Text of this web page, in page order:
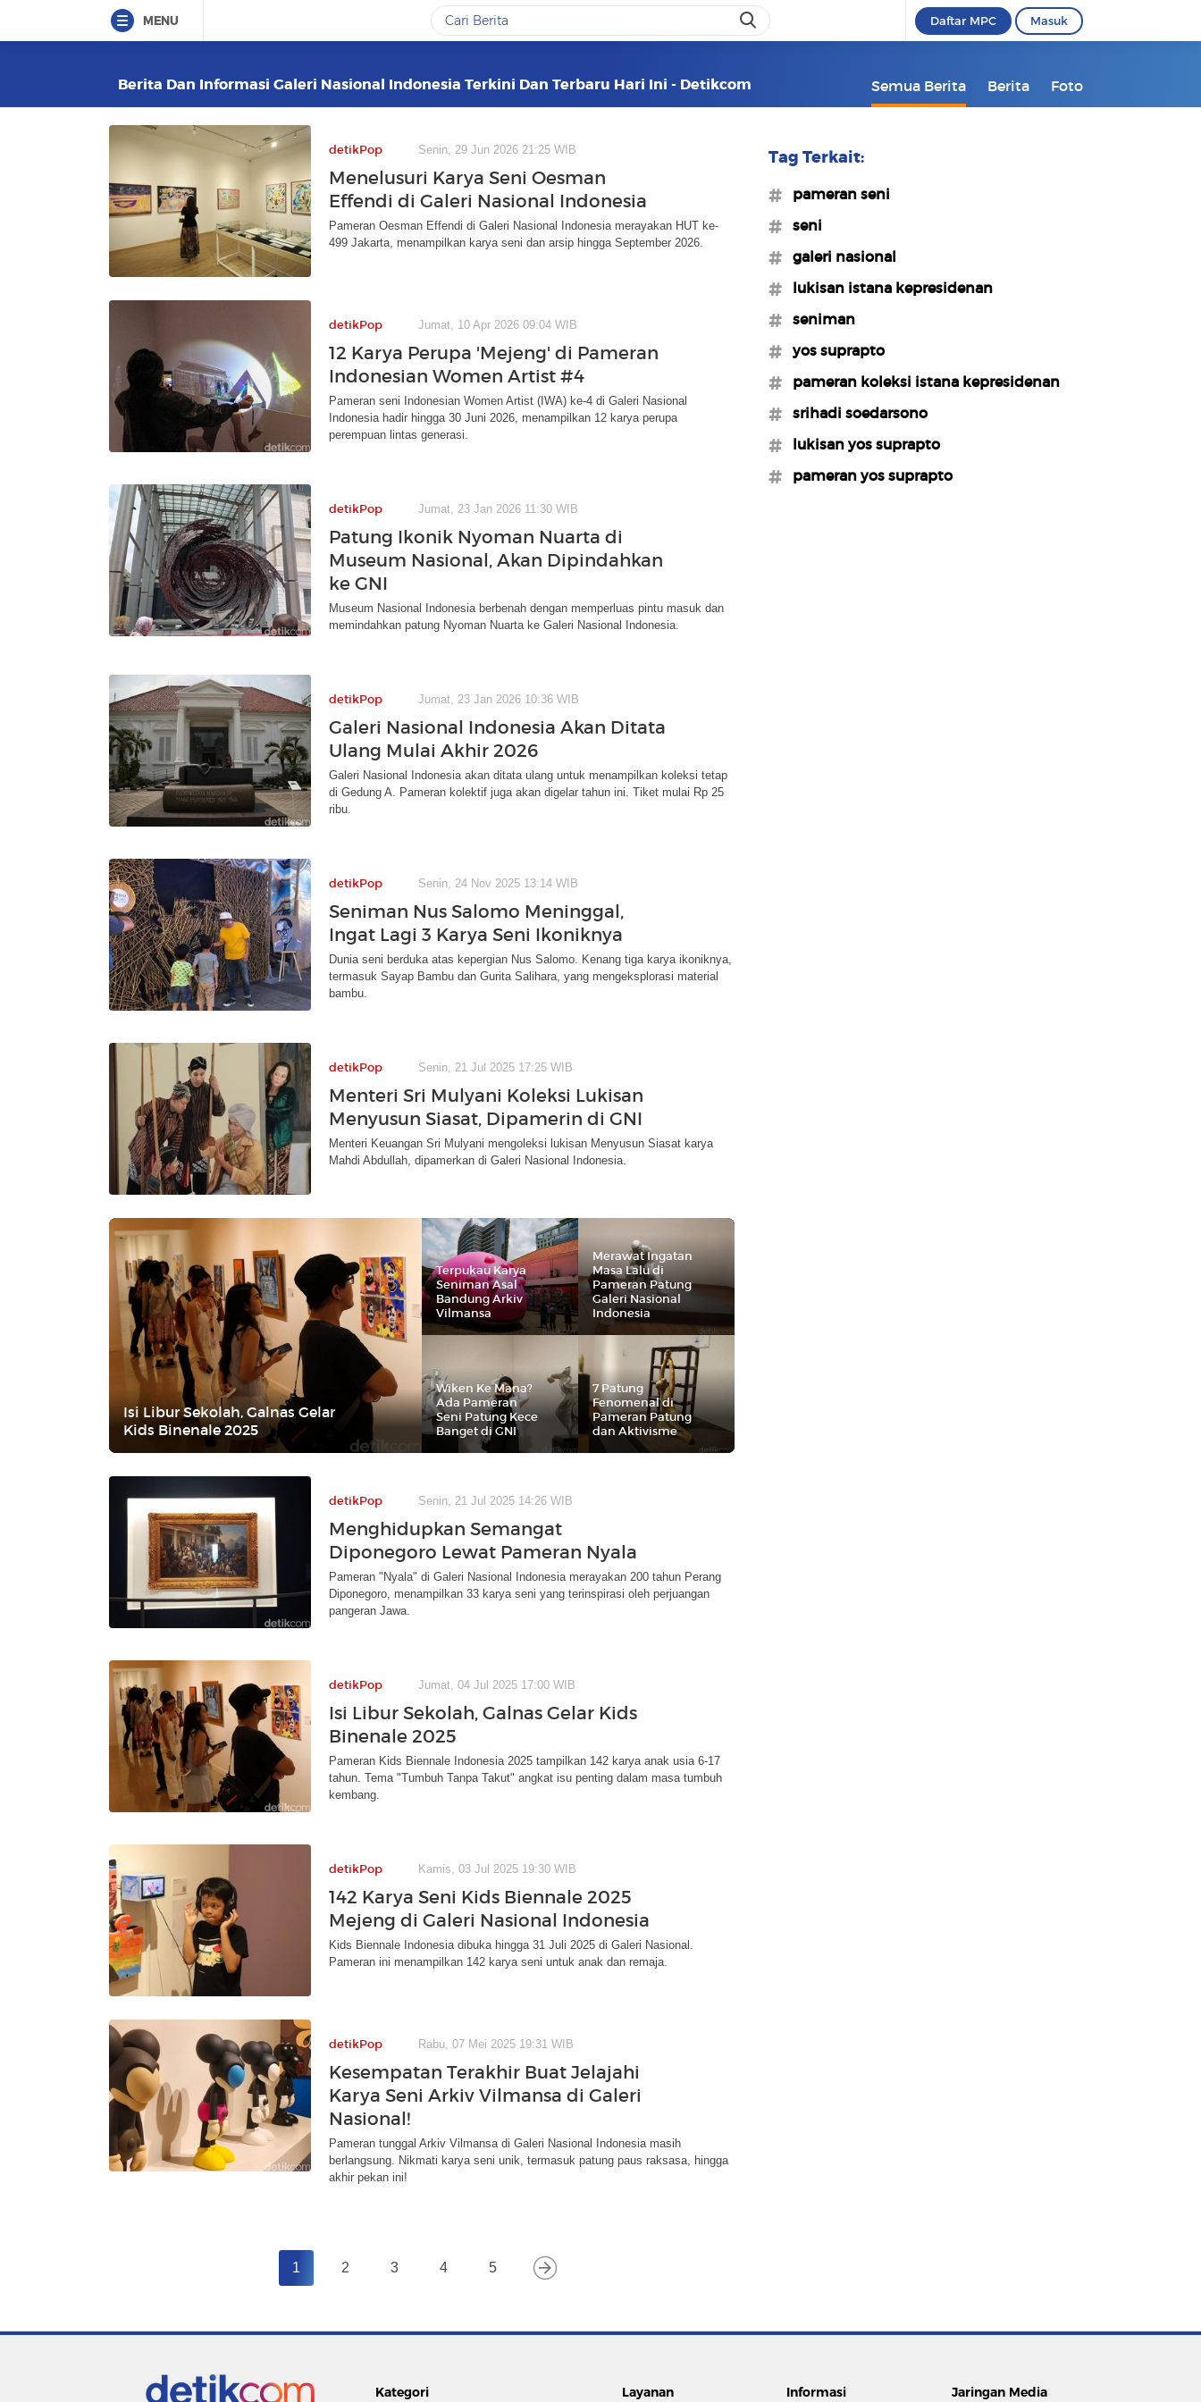
MENU Daftar MPC Masuk
Berita Dan Informasi Galeri Nasional Indonesia Terkini Dan Terbaru Hari Ini - Detikcom Semua Berita Berita Foto
detikPop Senin, 29 Jun 2026 21:25 WIB
Menelusuri Karya Seni Oesman
Effendi di Galeri Nasional Indonesia
Pameran Oesman Effendi di Galeri Nasional Indonesia merayakan HUT ke-
499 Jakarta, menampilkan karya seni dan arsip hingga September 2026.
detikPop Jumat, 10 Apr 2026 09:04 WIB
12 Karya Perupa 'Mejeng' di Pameran
Indonesian Women Artist #4
Pameran seni Indonesian Women Artist (IWA) ke-4 di Galeri Nasional
Indonesia hadir hingga 30 Juni 2026, menampilkan 12 karya perupa
perempuan lintas generasi.
detikPop Jumat, 23 Jan 2026 11:30 WIB
Patung Ikonik Nyoman Nuarta di
Museum Nasional, Akan Dipindahkan
ke GNI
Museum Nasional Indonesia berbenah dengan memperluas pintu masuk dan
memindahkan patung Nyoman Nuarta ke Galeri Nasional Indonesia.
detikPop Jumat, 23 Jan 2026 10:36 WIB
Galeri Nasional Indonesia Akan Ditata
Ulang Mulai Akhir 2026
Galeri Nasional Indonesia akan ditata ulang untuk menampilkan koleksi tetap
di Gedung A. Pameran kolektif juga akan digelar tahun ini. Tiket mulai Rp 25
ribu.
detikPop Senin, 24 Nov 2025 13:14 WIB
Seniman Nus Salomo Meninggal,
Ingat Lagi 3 Karya Seni Ikoniknya
Dunia seni berduka atas kepergian Nus Salomo. Kenang tiga karya ikoniknya,
termasuk Sayap Bambu dan Gurita Salihara, yang mengeksplorasi material
bambu.
detikPop Senin, 21 Jul 2025 17:25 WIB
Menteri Sri Mulyani Koleksi Lukisan
Menyusun Siasat, Dipamerin di GNI
Menteri Keuangan Sri Mulyani mengoleksi lukisan Menyusun Siasat karya
Mahdi Abdullah, dipamerkan di Galeri Nasional Indonesia.
Isi Libur Sekolah, Galnas Gelar
Kids Binenale 2025
Terpukau Karya
Seniman Asal
Bandung Arkiv
Vilmansa
Merawat Ingatan
Masa Lalu di
Pameran Patung
Galeri Nasional
Indonesia
Wiken Ke Mana?
Ada Pameran
Seni Patung Kece
Banget di GNI
7 Patung
Fenomenal di
Pameran Patung
dan Aktivisme
detikPop Senin, 21 Jul 2025 14:26 WIB
Menghidupkan Semangat
Diponegoro Lewat Pameran Nyala
Pameran "Nyala" di Galeri Nasional Indonesia merayakan 200 tahun Perang
Diponegoro, menampilkan 33 karya seni yang terinspirasi oleh perjuangan
pangeran Jawa.
detikPop Jumat, 04 Jul 2025 17:00 WIB
Isi Libur Sekolah, Galnas Gelar Kids
Binenale 2025
Pameran Kids Biennale Indonesia 2025 tampilkan 142 karya anak usia 6-17
tahun. Tema "Tumbuh Tanpa Takut" angkat isu penting dalam masa tumbuh
kembang.
detikPop Kamis, 03 Jul 2025 19:30 WIB
142 Karya Seni Kids Biennale 2025
Mejeng di Galeri Nasional Indonesia
Kids Biennale Indonesia dibuka hingga 31 Juli 2025 di Galeri Nasional.
Pameran ini menampilkan 142 karya seni untuk anak dan remaja.
detikPop Rabu, 07 Mei 2025 19:31 WIB
Kesempatan Terakhir Buat Jelajahi
Karya Seni Arkiv Vilmansa di Galeri
Nasional!
Pameran tunggal Arkiv Vilmansa di Galeri Nasional Indonesia masih
berlangsung. Nikmati karya seni unik, termasuk patung paus raksasa, hingga
akhir pekan ini!
1 2 3 4 5
Tag Terkait:
#pameran seni
#seni
#galeri nasional
#lukisan istana kepresidenan
#seniman
#yos suprapto
#pameran koleksi istana kepresidenan
#srihadi soedarsono
#lukisan yos suprapto
#pameran yos suprapto
Kategori Layanan Informasi Jaringan Media